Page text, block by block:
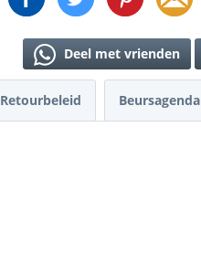
Deel met vrienden
Retourbeleid Beursagenda